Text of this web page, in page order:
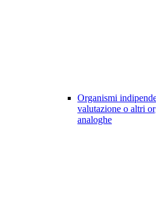
Organismi
valutazione o altri
analoghe